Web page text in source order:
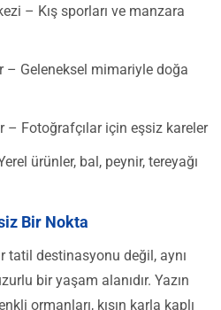
– Kış sporları ve manzara
– Geleneksel mimariyle doğa
– Fotoğrafçılar için eşsiz kareler
ürünler, bal, peynir, tereyağı
Bir Nokta
tatil destinasyonu değil, aynı
bir yaşam alanıdır. Yazın
ormanları, kışın karla kaplı